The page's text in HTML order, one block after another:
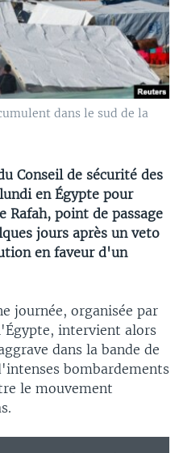
dans le sud de la
Conseil de sécurité des
en Égypte pour
point de passage
jours après un veto
en faveur d'un
journée, organisée par
intervient alors
dans la bande de
bombardements
le mouvement